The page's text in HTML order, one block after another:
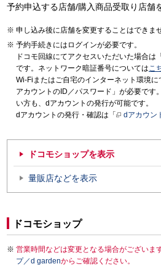
予約申込する店舗/購入商品受取り店舗
申し込み後に店舗を変更することはできま
予約手続きにはログインが必要です。
ドコモ回線にてアクセスいただいた場合
です。ネットワーク暗証番号についてはこ
Wi-Fiまたはご自宅のインターネット環境
アカウントのID／パスワード」が必要です
い方も、dアカウントの発行が可能です。
dアカウントの発行・確認は「
dアカウン
ドコモショップを表示
量販店などを表示
ドコモショップ
営業時間などは変更となる場合がございま
プ／d gardenからご確認ください。